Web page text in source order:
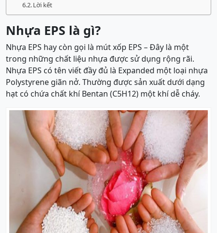
Lời kết
Nhựa EPS là gì?
Nhựa EPS hay còn gọi là mút xốp EPS – Đây là một
trong những chất liệu nhựa được sử dụng rộng rãi.
Nhựa EPS có tên viết đầy đủ là Expanded một loại nhựa
Polystyrene giãn nở. Thường được sản xuất dưới dạng
hạt có chứa chất khí Bentan (C5H12) một khí dễ cháy.